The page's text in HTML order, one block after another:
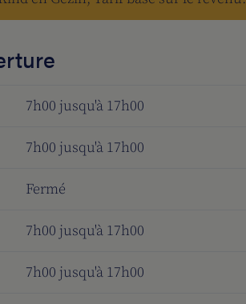
7h00 jusqu'à 17h00
7h00 jusqu'à 17h00
Fermé
7h00 jusqu'à 17h00
7h00 jusqu'à 17h00